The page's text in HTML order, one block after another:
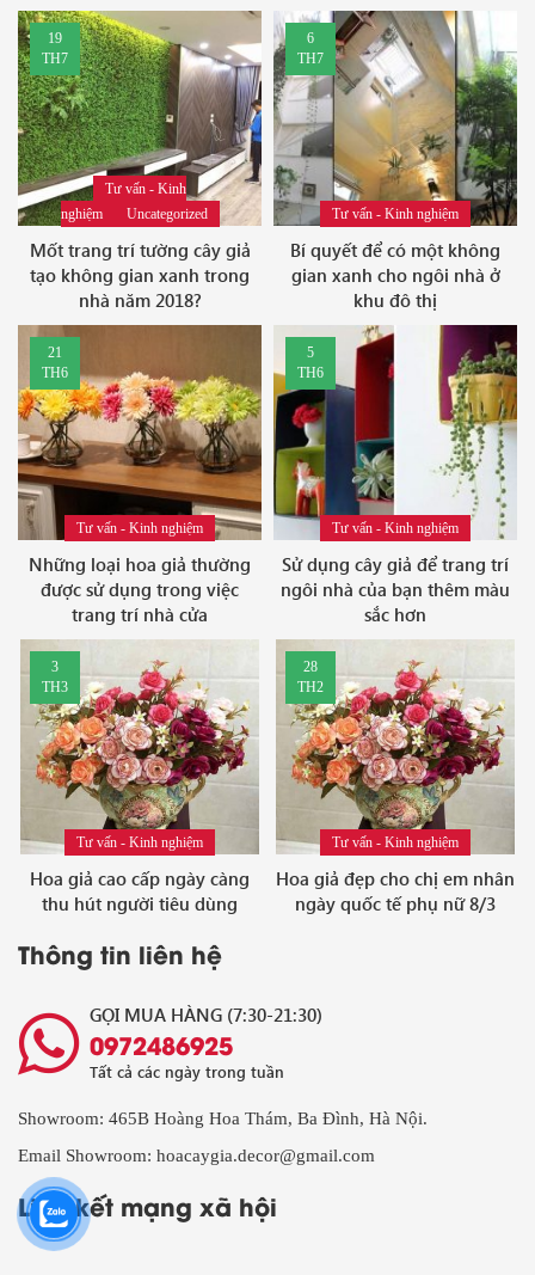
19
TH7
Tư vấn - Kinh
nghiệm
Uncategorized
Mốt trang trí tường cây giả
tạo không gian xanh trong
nhà năm 2018?
6
TH7
Tư vấn - Kinh nghiệm
Bí quyết để có một không
gian xanh cho ngôi nhà ở
khu đô thị
21
TH6
Tư vấn - Kinh nghiệm
Những loại hoa giả thường
được sử dụng trong việc
trang trí nhà cửa
5
TH6
Tư vấn - Kinh nghiệm
Sử dụng cây giả để trang trí
ngôi nhà của bạn thêm màu
sắc hơn
3
TH3
Tư vấn - Kinh nghiệm
Hoa giả cao cấp ngày càng
thu hút người tiêu dùng
28
TH2
Tư vấn - Kinh nghiệm
Hoa giả đẹp cho chị em nhân
ngày quốc tế phụ nữ 8/3
Thông tin liên hệ
GỌI MUA HÀNG (7:30-21:30)
0972486925
Tất cả các ngày trong tuần
Showroom: 465B Hoàng Hoa Thám, Ba Đình, Hà Nội.
Email Showroom: hoacaygia.decor@gmail.com
Liên kết mạng xã hội